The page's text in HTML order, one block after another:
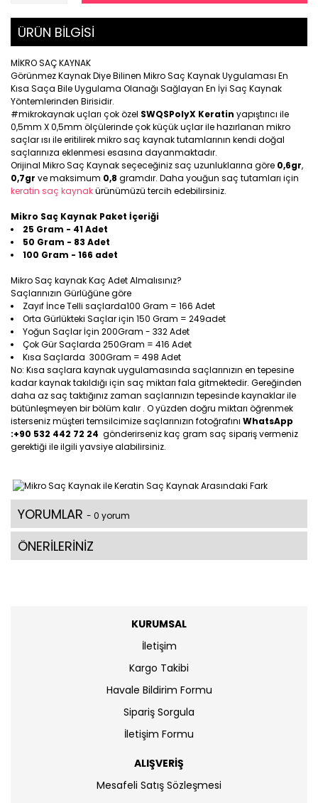
ÜRÜN BİLGİSİ
MİKRO SAÇ KAYNAK
Görünmez Kaynak Diye Bilinen Mikro Saç Kaynak Uygulaması En
Kısa Saça Bile Uygulama Olanağı Sağlayan En İyi Saç Kaynak
Yöntemlerinden Birisidir.
#mikrokaynak uçları çok özel SWQSPolyX Keratin yapıştırıcı ile
0,5mm X 0,5mm ölçülerinde çok küçük uçlar ile hazırlanan mikro
saçlar ısı ile eritilirek mikro saç kaynak tutamlarının kendi doğal
saçlarınıza eklenmesi esasına dayanmaktadır.
Orijinal Mikro Saç Kaynak seçeceğiniz saç uzunluklarına göre 0,6gr,
0,7gr ve maksimum 0,8 gramdır. Daha youğun saç tutamları için
keratin saç kaynakürünümüzü tercih edebilirsiniz.
Mikro Saç Kaynak Paket İçeriği
25 Gram - 41 Adet
50 Gram - 83 Adet
100 Gram - 166 adet
Mikro Saç kaynak Kaç Adet Almalısınız?
Saçlarınızın Gürlüğüne göre
Zayıf İnce Telli saçlarda100 Gram = 166 Adet
Orta Gürlükteki Saçlar için 150 Gram = 249adet
Yoğun Saçlar İçin 200Gram - 332 Adet
Çok Gür Saçlarda 250Gram = 416 Adet
Kısa Saçlarda 300Gram = 498 Adet
No: Kısa saçlara kaynak uygulamasında saçlarınızın en tepesine
kadar kaynak takıldığı için saç miktarı fala gitmektedir. Gereğinden
daha az saç taktığınız zaman saçlarınızın tepesinde kaynaklar ile
bütünleşmeyen bir bölüm kalır . O yüzden doğru miktarı öğrenmek
isterseniz müşteri temsilcimize saçlarınızın fotoğrafını WhatsApp
:+90 532 442 72 24 gönderirseniz kaç gram saç sipariş vermeniz
gerektiği ile ilgili yavsiye alabilirsiniz.
YORUMLAR - 0 yorum
ÖNERİLERİNİZ
KURUMSAL
İletişim
Kargo Takibi
Havale Bildirim Formu
Sipariş Sorgula
İletişim Formu
ALIŞVERİŞ
Mesafeli Satış Sözleşmesi